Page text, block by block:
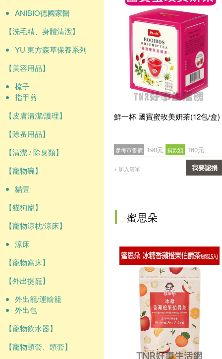
ANIBIO德國家醫
【洗毛精、身體清潔】
YU 東方森草保養系列
【美容用品】
梳子
指甲剪
【皮膚清潔/護理】
【除蚤用品】
【清潔 / 除臭類】
【寵物碗】
貓壹
【貓狗籠】
【寵物涼枕/涼床】
涼床
【寵物窩床】
【外出提籠】
外出籠/運輸籠
外出包
【寵物飲水器】
【寵物頸套、頭套】
鮮一杯 國寶蜜玫美妍茶(12包/盒)
參考市售價 190元 捐款額 160元
+ 加入清單 我要認捐
蜜思朵